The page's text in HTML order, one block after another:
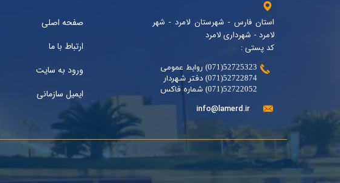
استان فارس - شهرستان لامرد - شهر
لامرد - شهرداری لامرد
کد پستی :
52725323(071) روابط عمومی
52722874(071) دفتر شهردار
52722052(071) شماره فاکس
info@lamerd.ir
صفحه اصلی
ارتباط با ما
ورود به سایت
ایمیل سازمانی